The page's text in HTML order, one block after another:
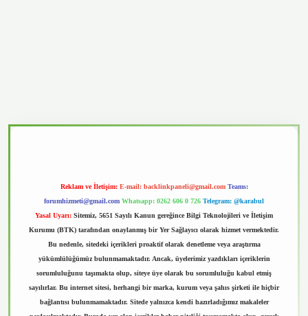
Reklam ve İletişim: E-mail: backlinkpaneli@gmail.com Teams:
forumhizmeti@gmail.com Whatsapp: 0262 606 0 726 Telegram: @karabul
Yasal Uyarı: Sitemiz, 5651 Sayılı Kanun gereğince Bilgi Teknolojileri ve İletişim
Kurumu (BTK) tarafından onaylanmış bir Yer Sağlayıcı olarak hizmet vermektedir.
Bu nedenle, sitedeki içerikleri proaktif olarak denetleme veya araştırma
yükümlülüğümüz bulunmamaktadır. Ancak, üyelerimiz yazdıkları içeriklerin
sorumluluğunu taşımakta olup, siteye üye olarak bu sorumluluğu kabul etmiş
sayılırlar. Bu internet sitesi, herhangi bir marka, kurum veya şahıs şirketi ile hiçbir
bağlantısı bulunmamaktadır. Sitede yalnızca kendi hazırladığımız makaleler